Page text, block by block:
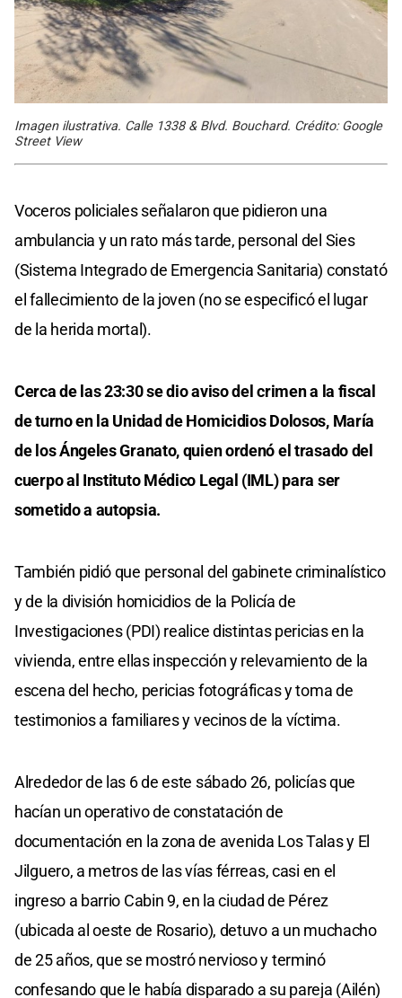
Imagen ilustrativa. Calle 1338 & Blvd. Bouchard. Crédito: Google
Street View
Voceros policiales señalaron que pidieron una
ambulancia y un rato más tarde, personal del Sies
(Sistema Integrado de Emergencia Sanitaria) constató
el fallecimiento de la joven (no se especificó el lugar
de la herida mortal).
Cerca de las 23:30 se dio aviso del crimen a la fiscal
de turno en la Unidad de Homicidios Dolosos, María
de los Ángeles Granato, quien ordenó el trasado del
cuerpo al Instituto Médico Legal (IML) para ser
sometido a autopsia.
También pidió que personal del gabinete criminalístico
y de la división homicidios de la Policía de
Investigaciones (PDI) realice distintas pericias en la
vivienda, entre ellas inspección y relevamiento de la
escena del hecho, pericias fotográficas y toma de
testimonios a familiares y vecinos de la víctima.
Alrededor de las 6 de este sábado 26, policías que
hacían un operativo de constatación de
documentación en la zona de avenida Los Talas y El
Jilguero, a metros de las vías férreas, casi en el
ingreso a barrio Cabin 9, en la ciudad de Pérez
(ubicada al oeste de Rosario), detuvo a un muchacho
de 25 años, que se mostró nervioso y terminó
confesando que le había disparado a su pareja (Ailén)